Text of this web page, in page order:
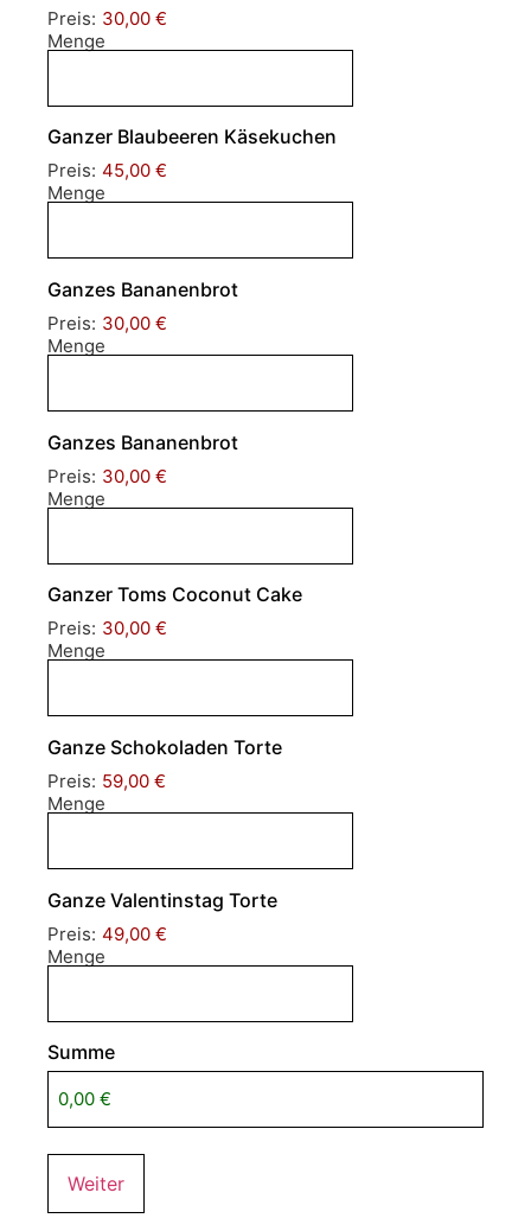
Preis: 30,00 €
Menge
Ganzer Blaubeeren Käsekuchen
Preis: 45,00 €
Menge
Ganzes Bananenbrot
Preis: 30,00 €
Menge
Ganzes Bananenbrot
Preis: 30,00 €
Menge
Ganzer Toms Coconut Cake
Preis: 30,00 €
Menge
Ganze Schokoladen Torte
Preis: 59,00 €
Menge
Ganze Valentinstag Torte
Preis: 49,00 €
Menge
Summe